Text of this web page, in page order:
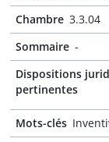
Chambre 3.3.04
Sommaire -
Dispositions
pertinentes
Mots-clés